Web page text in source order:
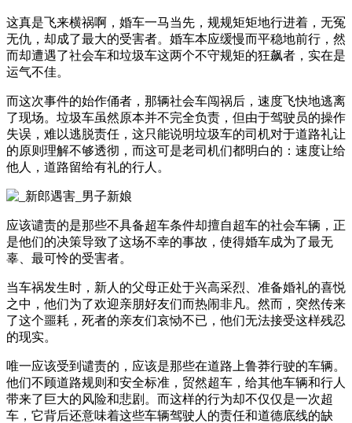
这真是飞来横祸啊，婚车一马当先，规规矩矩地行进着，无冤
无仇，却成了最大的受害者。婚车本应缓慢而平稳地前行，然
而却遭遇了社会车和垃圾车这两个不守规矩的狂飙者，实在是
运气不佳。
而这次事件的始作俑者，那辆社会车闯祸后，速度飞快地逃离
了现场。垃圾车虽然原本并不完全负责，但由于驾驶员的操作
失误，难以逃脱责任，这只能说明垃圾车的司机对于道路礼让
的原则理解不够透彻，而这可是老司机们都明白的：速度让给
他人，道路留给有礼的行人。
应该谴责的是那些不具备超车条件却擅自超车的社会车辆，正
是他们的决策导致了这场不幸的事故，使得婚车成为了最无
辜、最可怜的受害者。
当车祸发生时，新人的父母正处于兴高采烈、准备婚礼的喜悦
之中，他们为了欢迎亲朋好友们而热闹非凡。然而，突然传来
了这个噩耗，死者的亲友们哀恸不已，他们无法接受这样残忍
的现实。
唯一应该受到谴责的，应该是那些在道路上鲁莽行驶的车辆。
他们不顾道路规则和安全标准，贸然超车，给其他车辆和行人
带来了巨大的风险和悲剧。而这样的行为却不仅仅是一次超
车，它背后还意味着这些车辆驾驶人的责任和道德底线的缺